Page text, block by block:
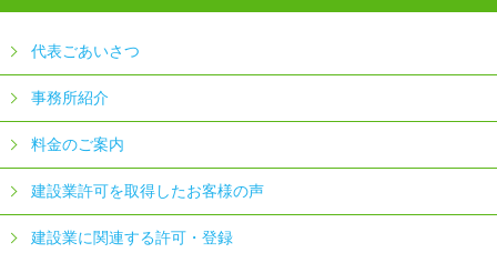
代表ごあいさつ
事務所紹介
料金のご案内
建設業許可を取得したお客様の声
建設業に関連する許可・登録